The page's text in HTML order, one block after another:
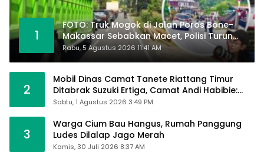
1
FOTO: Truk Mogok di Jalan Poros Bone-
Makassar Sebabkan Macet, Polisi Turun
Tangan
Rabu, 5 Agustus 2026 11:41 AM
2
Mobil Dinas Camat Tanete Riattang Timur
Ditabrak Suzuki Ertiga, Camat Andi Habibie:
Alhamdulillah Saya Baik-Baik Saja
Sabtu, 1 Agustus 2026 3:49 PM
3
Warga Cium Bau Hangus, Rumah Panggung
Ludes Dilalap Jago Merah
Kamis, 30 Juli 2026 8:37 AM